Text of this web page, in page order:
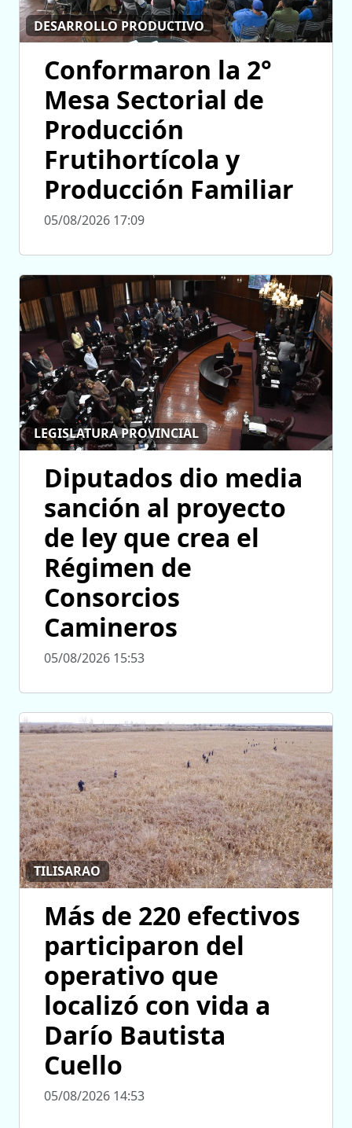
DESARROLLO PRODUCTIVO
Conformaron la 2°
Mesa Sectorial de
Producción
Frutihortícola y
Producción Familiar
05/08/2026 17:09
LEGISLATURA PROVINCIAL
Diputados dio media
sanción al proyecto
de ley que crea el
Régimen de
Consorcios
Camineros
05/08/2026 15:53
TILISARAO
Más de 220 efectivos
participaron del
operativo que
localizó con vida a
Darío Bautista
Cuello
05/08/2026 14:53